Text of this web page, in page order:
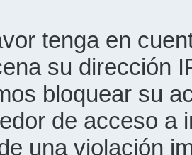
tenga en
su dirección
bloquear su
de acceso a
una violación